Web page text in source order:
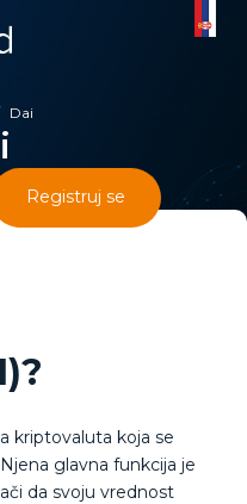
Dai
Registruj se
kriptovaluta koja se
glavna funkcija je
da svoju vrednost